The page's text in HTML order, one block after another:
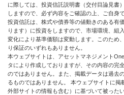
に際しては、投資信託説明書（交付目論見書
しますので、必ず内容をご確認の上、ご自身
投資信託は、株式や債券等の値動きのある有
ります）に投資をしますので、市場環境、組
変化により基準価額は変動します。このため
り保証のいずれもありません。
本ウェブサイトは、アセットマネジメント
タにより作成しておりますが、その内容の完
のではありません。また、掲載データは過去
るものではありません。 本ウェブサイトに掲
外部サイトの情報も含む）に基づいて被った